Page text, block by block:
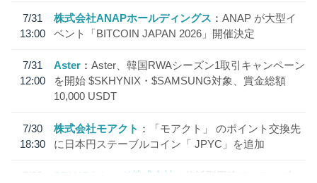
7/31
13:00
株式会社ANAPホールディングス
ANAP が大型イ
ベント「BITCOIN JAPAN 2026」開催決定
7/31
12:00
Aster
Aster、韓国RWAシーズン1取引キャンペーン
を開始 $SKHYNIX・$SAMSUNG対象、賞金総額
10,000 USDT
7/30
18:30
株式会社モアクト
「モアクト」 のポイント交換先
に日本円ステーブルコイン「 JPYC」を追加
7/29
SBI VCトレード株式会社
信託型円建てステーブル